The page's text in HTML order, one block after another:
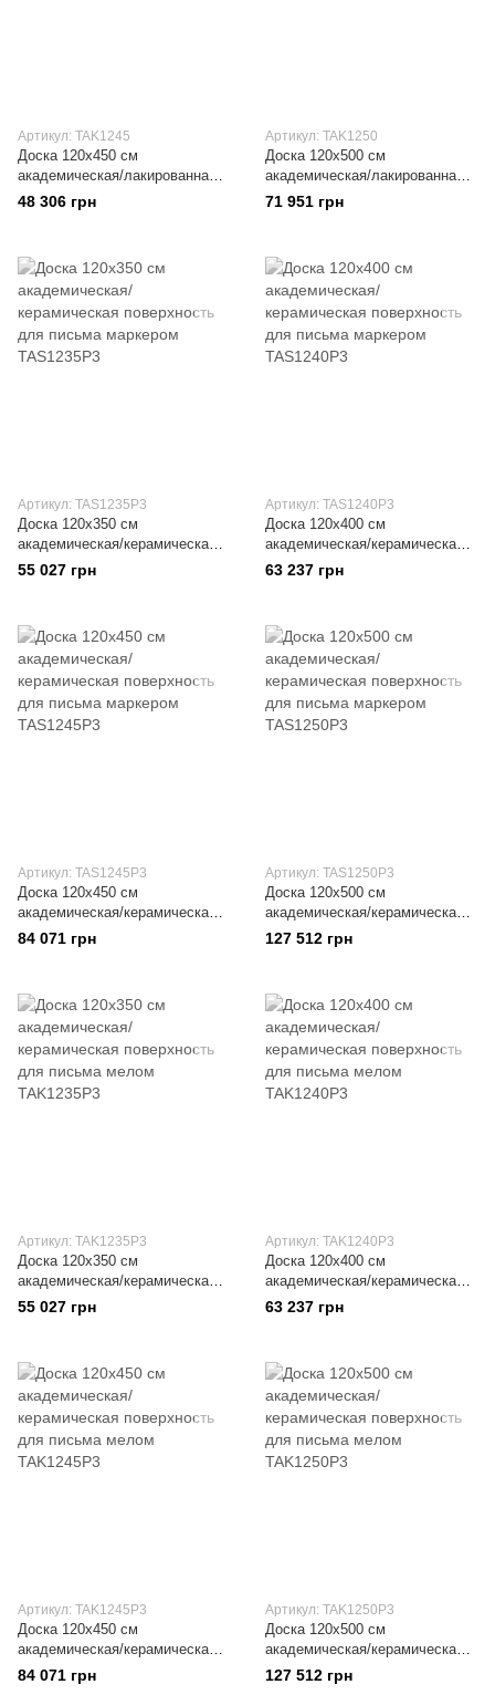
Артикул: TAK1245
Доска 120x450 см
академическая/лакированная
поверхность для письма
48 306 грн
Артикул: TAK1250
Доска 120x500 см
академическая/лакированная
поверхность для письма
71 951 грн
Артикул: TAS1235Р3
Доска 120x350 см
академическая/керамическая
поверхность для письма
маркером
55 027 грн
Артикул: TAS1240Р3
Доска 120x400 см
академическая/керамическая
поверхность для письма
маркером
63 237 грн
Артикул: TAS1245Р3
Доска 120x450 см
академическая/керамическая
поверхность для письма
маркером
84 071 грн
Артикул: TAS1250Р3
Доска 120x500 см
академическая/керамическая
поверхность для письма
127 512 грн
Артикул: TAK1235Р3
Доска 120x350 см
академическая/керамическая
поверхность для письма
55 027 грн
Артикул: TAK1240Р3
Доска 120x400 см
академическая/керамическая
поверхность для письма
63 237 грн
Артикул: TAK1245Р3
Доска 120x450 см
академическая/керамическая
поверхность для письма
84 071 грн
Артикул: TAK1250Р3
Доска 120x500 см
академическая/керамическая
поверхность для письма
127 512 грн